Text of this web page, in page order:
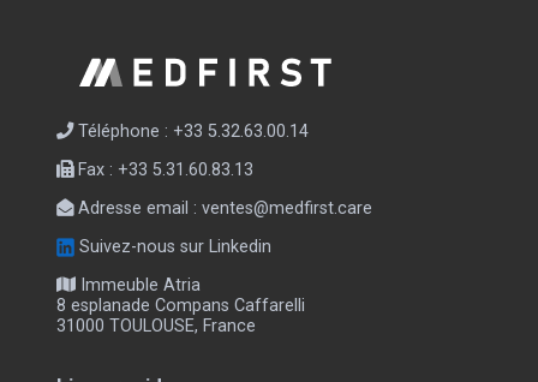
Téléphone : +33 5.32.63.00.14
Fax : +33 5.31.60.83.13
Adresse email :ventes@medfirst.care
Suivez-nous sur Linkedin
Immeuble Atria
8 esplanade Compans Caffarelli
31000 TOULOUSE, France